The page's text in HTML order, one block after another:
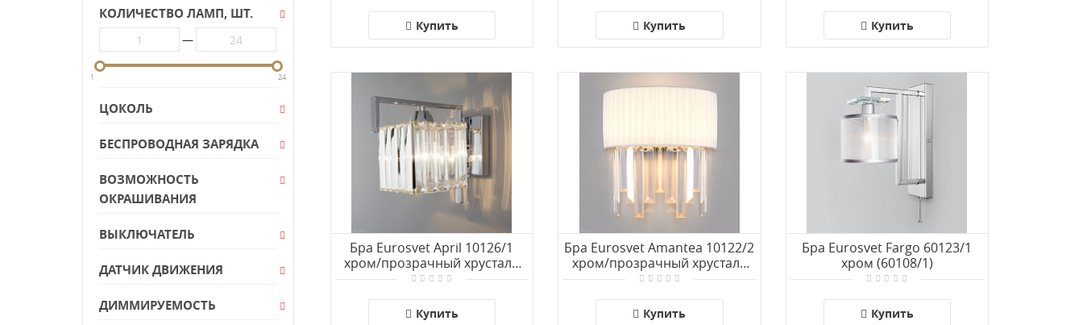
Crystal Lux
De City
Divinare
EGLO
Elektrostandard
EVOLED
Eurosvet
Favourite
F-PROMO
КОЛИЧЕСТВО ЛАМП, ШТ.
—
1 24
ЦОКОЛЬ
БЕСПРОВОДНАЯ ЗАРЯДКА
ВОЗМОЖНОСТЬ
ОКРАШИВАНИЯ
ВЫКЛЮЧАТЕЛЬ
ДАТЧИК ДВИЖЕНИЯ
ДИММИРУЕМОСТЬ
Купить Купить Купить
Бра Eurosvet April 10126/1
хром/прозрачный хрусталь
Strotskis (10117/1)
Купить
Бра Eurosvet Amantea 10122/2
хром/прозрачный хрусталь
Strotskis (10106/2)
Купить
Бра Eurosvet Fargo 60123/1
хром (60108/1)
Купить